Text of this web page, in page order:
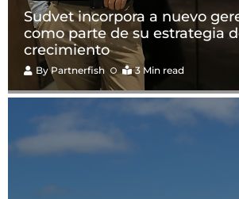
Sudvet incorpora a nuevo
como parte de su estrategia
crecimiento
ByPartnerfish 3 Min read